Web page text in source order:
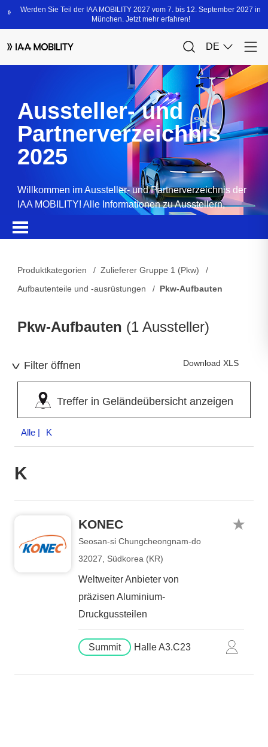
Aussteller- und
Partnerverzeichnis
2025
Willkommen im Aussteller- und Partnerverzeichnis der
IAA MOBILITY! Alle Informationen zu Ausstellern,
Produktkategorien
Zulieferer Gruppe 1 (Pkw)
Aufbautenteile und -ausrüstungen
Pkw-Aufbauten
Pkw-Aufbauten (1 Aussteller)
Filter öffnen Download XLS
Treffer in Geländeübersicht anzeigen
Alle | K
K
KONEC
Seosan-si Chungcheongnam-do
32027, Südkorea (KR)
Weltweiter Anbieter von
präzisen Aluminium-
Druckgussteilen
Summit Halle A3.C23